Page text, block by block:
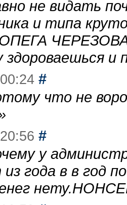
не видать
и типа
здороваешься
#
что не
#
у
года в в год